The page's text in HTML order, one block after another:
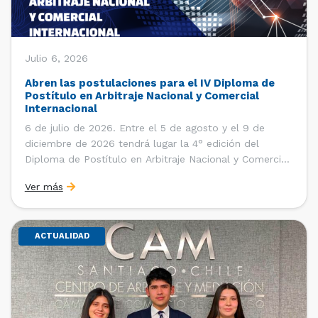
Julio 6, 2026
Abren las postulaciones para el IV Diploma de
Postítulo en Arbitraje Nacional y Comercial
Internacional
6 de julio de 2026. Entre el 5 de agosto y el 9 de
diciembre de 2026 tendrá lugar la 4° edición del
Diploma de Postítulo en Arbitraje Nacional y Comercial
Derecho Internacional de la Facultad de Derecho de la
Universidad de Chile y […]
Ver más
ACTUALIDAD